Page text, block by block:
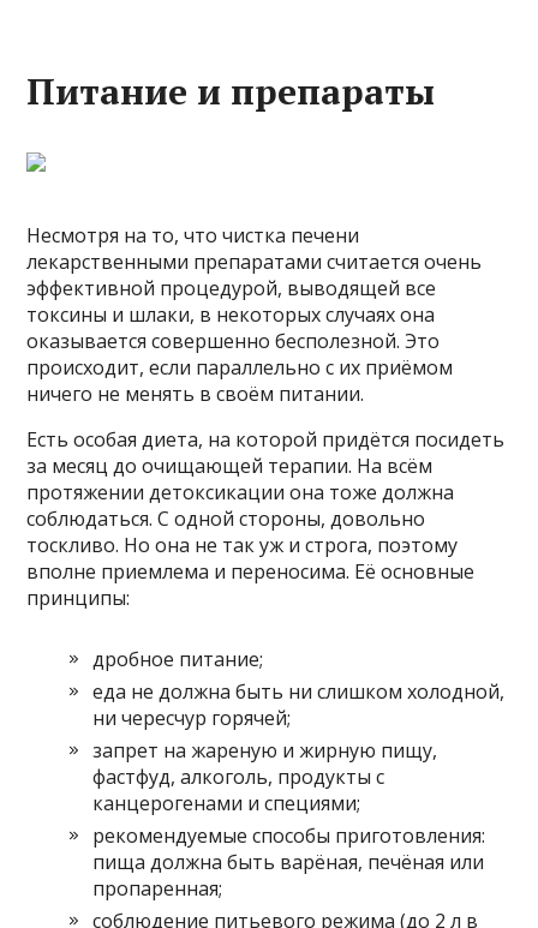
Питание и препараты
Несмотря на то, что чистка печени
лекарственными препаратами считается очень
эффективной процедурой, выводящей все
токсины и шлаки, в некоторых случаях она
оказывается совершенно бесполезной. Это
происходит, если параллельно с их приёмом
ничего не менять в своём питании.
Есть особая диета, на которой придётся посидеть
за месяц до очищающей терапии. На всём
протяжении детоксикации она тоже должна
соблюдаться. С одной стороны, довольно
тоскливо. Но она не так уж и строга, поэтому
вполне приемлема и переносима. Её основные
принципы:
дробное питание;
еда не должна быть ни слишком холодной,
ни чересчур горячей;
запрет на жареную и жирную пищу,
фастфуд, алкоголь, продукты с
канцерогенами и специями;
рекомендуемые способы приготовления:
пища должна быть варёная, печёная или
пропаренная;
соблюдение питьевого режима (до 2 л в